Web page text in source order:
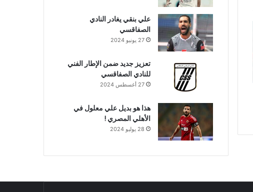
علي بنقي يغادر النادي
الصفاقسي
27 يونيو 2024
تعزيز جديد ضمن الإطار الفني
للنادي الصفاقسي
27 أغسطس 2024
هذا هو بديل علي معلول في
الأهلي المصري !
28 يوليو 2024